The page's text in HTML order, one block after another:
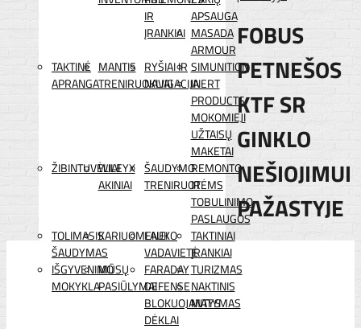
IR
ĮRANKIAI
APSAUGA
MASADA
ARMOUR
TAKTINĖ
APRANGA
MANTIS
TRENIRUOKLIAI
RYŠIAI IR
NAVIGACIJA
SIMUNITION
INERT
PRODUCTS
MOKOMIEJI
UŽTAISŲ
MAKETAI
ŽIBINTUVĖLIAI
WILEYX
AKINIAI
ŠAUDYMO
TRENIRUOTĖMS
REMONTO
IR
TOBULINIMO
PASLAUGOS
TOLIMASIS
ŠAUDYMAS
KARIUOMENEI
LAUKO
VADAVIETĖ
TAKTINIAI
ĮRANKIAI
IŠGYVENIMO
MOKYKLA
MŪSŲ
PASIŪLYMAI
FARADAY
DEFENSE
BLOKUOJANTYS
DĖKLAI
TURIZMAS
NAKTINIS
MATYMAS
FOBUS
PETNEŠOS
KTF SR
GINKLO
NEŠIOJIMUI
PAŽASTYJE